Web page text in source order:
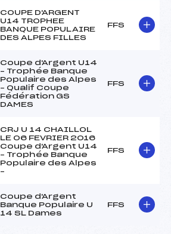
COUPE D'ARGENT
U14 TROPHEE
BANQUE POPULAIRE
DES ALPES FILLES
FFS
Coupe d'Argent U14
– Trophée Banque
Populaire des Alpes
– Qualif Coupe
Fédération GS
DAMES
FFS
CRJ U 14 CHAILLOL
LE 06 FEVRIER 2016
Coupe d'Argent U14
– Trophée Banque
Populaire des Alpes
–
FFS
Coupe d'Argent
Banque Populaire U
14 SL Dames
FFS